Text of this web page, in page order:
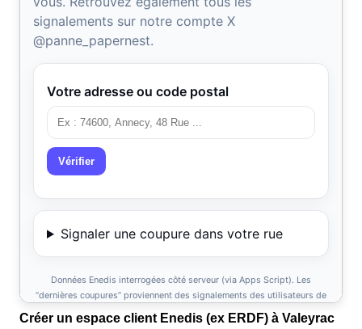
Créer un espace client Enedis (ex ERDF) à Valeyrac